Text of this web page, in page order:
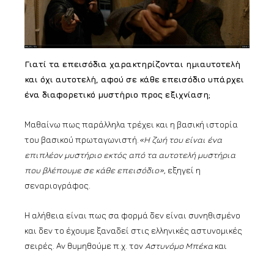
Γιατί τα επεισόδια χαρακτηρίζονται ημιαυτοτελή
και όχι αυτοτελή, αφού σε κάθε επεισόδιο υπάρχει
ένα διαφορετικό μυστήριο προς εξιχνίαση;
Μαθαίνω πως παράλληλα τρέχει και η βασική ιστορία
του βασικού πρωταγωνιστή. «Η ζωή του είναι ένα
επιπλέον μυστήριο εκτός από τα αυτοτελή μυστήρια
που βλέπουμε σε κάθε επεισόδιο», εξηγεί η
σεναριογράφος.
Η αλήθεια είναι πως σα φορμά δεν είναι συνηθισμένο
και δεν το έχουμε ξαναδεί στις ελληνικές αστυνομικές
σειρές. Αν θυμηθούμε π.χ. τον Αστυνόμο Μπέκα και